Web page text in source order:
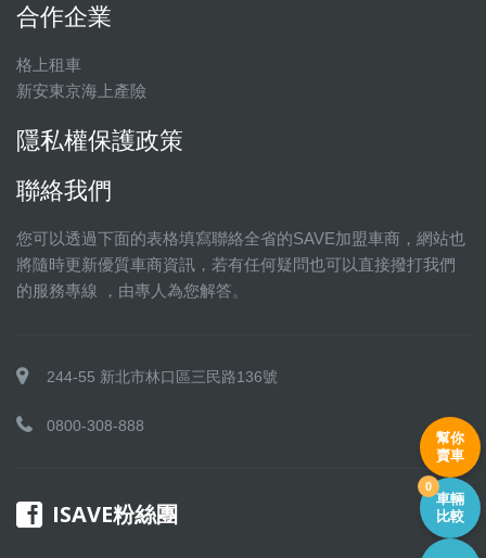
合作企業
格上租車
新安東京海上產險
隱私權保護政策
聯絡我們
您可以透過下面的表格填寫聯絡全省的SAVE加盟車商，網站也
將隨時更新優質車商資訊，若有任何疑問也可以直接撥打我們
的服務專線 ，由專人為您解答。
244-55 新北市林口區三民路136號
0800-308-888
ISAVE粉絲團
幫你
賣車
車輛
比較
0